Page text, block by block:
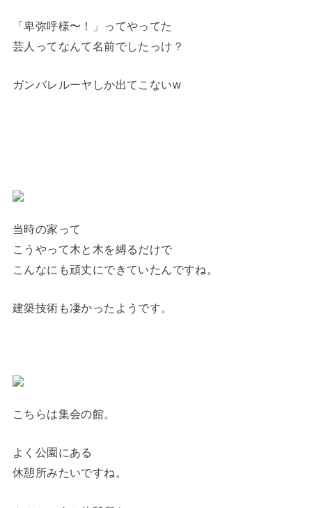
「卑弥呼様〜！」ってやってた
芸人ってなんて名前でしたっけ？
ガンバレルーヤしか出てこないw
当時の家って
こうやって木と木を縛るだけで
こんなにも頑丈にできていたんですね。
建築技術も凄かったようです。
こちらは集会の館。
よく公園にある
休憩所みたいですね。